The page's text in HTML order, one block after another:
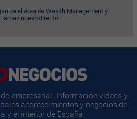
el área de Wealth Management y
nuevo director
empresarial. Información videos y
acontecimientos y negocios de
y el interior de España.